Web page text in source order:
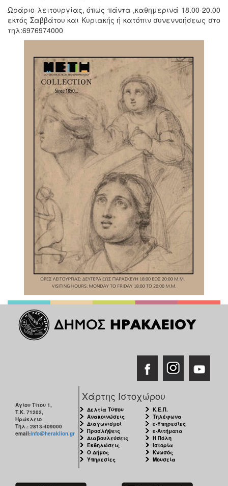
Ωράριο λειτουργίας, όπως πάντα ,καθημερινά 18.00-20.00
εκτός Σαββάτου και Κυριακής ή κατόπιν συνεννοήσεως στο
τηλ:6976974000
Αγίου Τίτου 1,
Τ.Κ. 71202,
Ηράκλειο
Τηλ.: 2813-409000
email:info@heraklion.gr
Χάρτης Ιστοχώρου
Δελτία Τύπου
Ανακοινώσεις
Διαγωνισμοί
Προσλήψεις
Διαβουλεύσεις
Εκδηλώσεις
Ο Δήμος
Υπηρεσίες
Κ.Ε.Π.
Τηλέφωνα
e-Υπηρεσίες
e-Αιτήματα
Η Πόλη
Ιστορία
Κνωσός
Μουσεία